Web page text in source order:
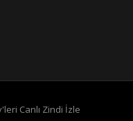
Canlı Zindi İzle